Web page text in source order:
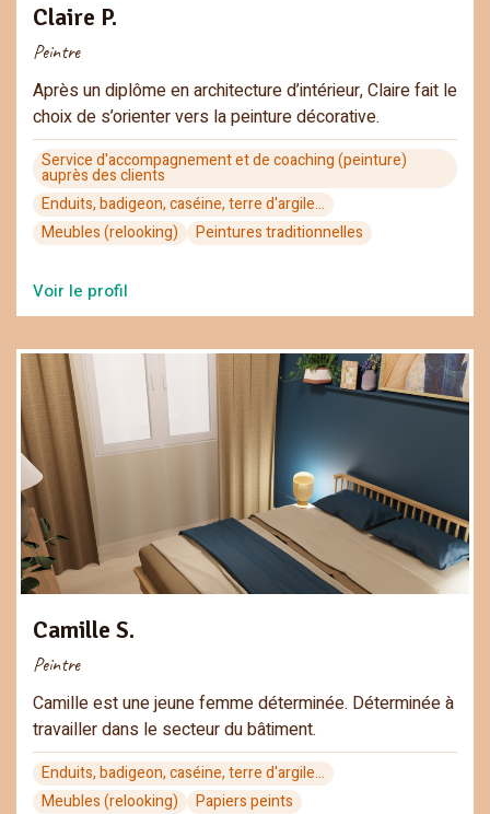
Claire P.
Peintre
Après un diplôme en architecture d’intérieur, Claire fait le
choix de s’orienter vers la peinture décorative.
Service d'accompagnement et de coaching (peinture)
auprès des clients
Enduits, badigeon, caséine, terre d'argile…
Meubles (relooking)
Peintures traditionnelles
Voir le profil
Camille S.
Peintre
Camille est une jeune femme déterminée. Déterminée à
travailler dans le secteur du bâtiment.
Enduits, badigeon, caséine, terre d'argile…
Meubles (relooking)
Papiers peints